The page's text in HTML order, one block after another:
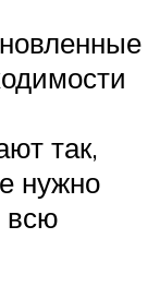
так,
нужно
всю